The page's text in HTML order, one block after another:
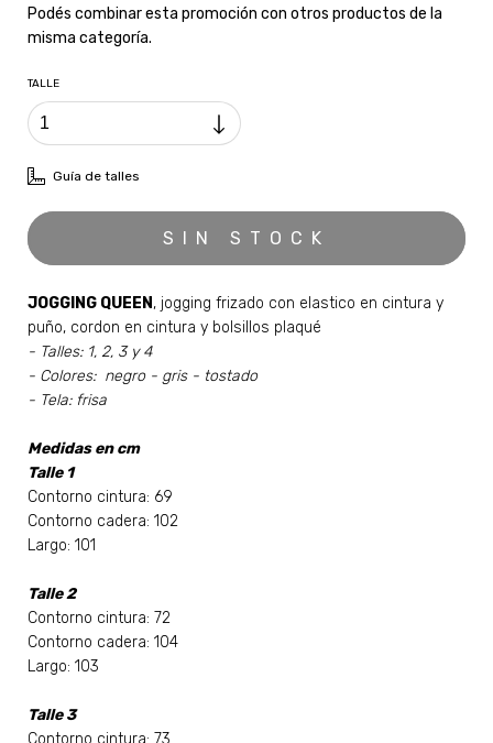
Podés combinar esta promoción con otros productos de la
misma categoría.
TALLE
Guía de talles
JOGGING QUEEN , jogging frizado con elastico en cintura y
puño, cordon en cintura y bolsillos plaqué
- Talles: 1, 2, 3 y 4
- Colores: negro - gris - tostado
- Tela: frisa
Medidas en cm
Talle 1
Contorno cintura: 69
Contorno cadera: 102
Largo: 101
Talle 2
Contorno cintura: 72
Contorno cadera: 104
Largo: 103
Talle 3
Contorno cintura: 73